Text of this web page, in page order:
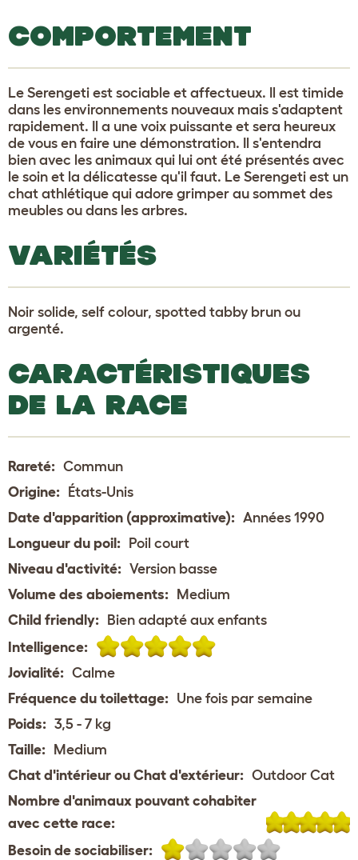
COMPORTEMENT
Le Serengeti est sociable et affectueux. Il est timide
dans les environnements nouveaux mais s'adaptent
rapidement. Il a une voix puissante et sera heureux
de vous en faire une démonstration. Il s'entendra
bien avec les animaux qui lui ont été présentés avec
le soin et la délicatesse qu'il faut. Le Serengeti est un
chat athlétique qui adore grimper au sommet des
meubles ou dans les arbres.
VARIÉTÉS
Noir solide, self colour, spotted tabby brun ou
argenté.
CARACTÉRISTIQUES
DE LA RACE
Rareté: Commun
Origine: États-Unis
Date d'apparition (approximative): Années 1990
Longueur du poil: Poil court
Niveau d'activité: Version basse
Volume des aboiements: Medium
Child friendly: Bien adapté aux enfants
Intelligence:
Jovialité: Calme
Fréquence du toilettage: Une fois par semaine
Poids: 3,5 - 7 kg
Taille: Medium
Chat d'intérieur ou Chat d'extérieur: Outdoor Cat
Nombre d'animaux pouvant cohabiter
avec cette race:
Besoin de sociabiliser: